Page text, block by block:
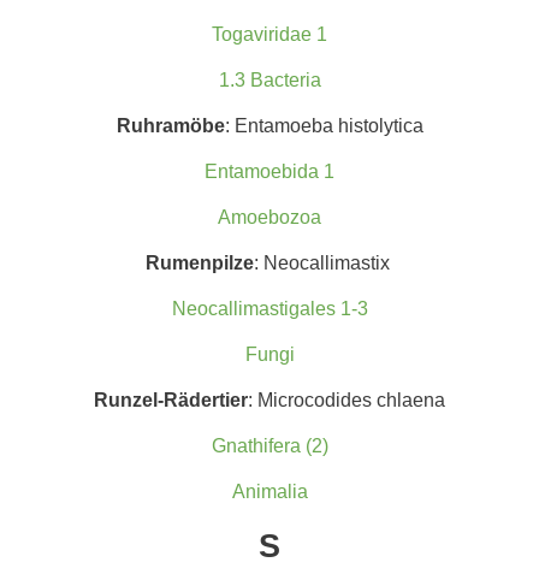
Togaviridae 1
1.3 Bacteria
Ruhramöbe: Entamoeba histolytica
Entamoebida 1
Amoebozoa
Rumenpilze: Neocallimastix
Neocallimastigales 1-3
Fungi
Runzel-Rädertier: Microcodides chlaena
Gnathifera (2)
Animalia
S